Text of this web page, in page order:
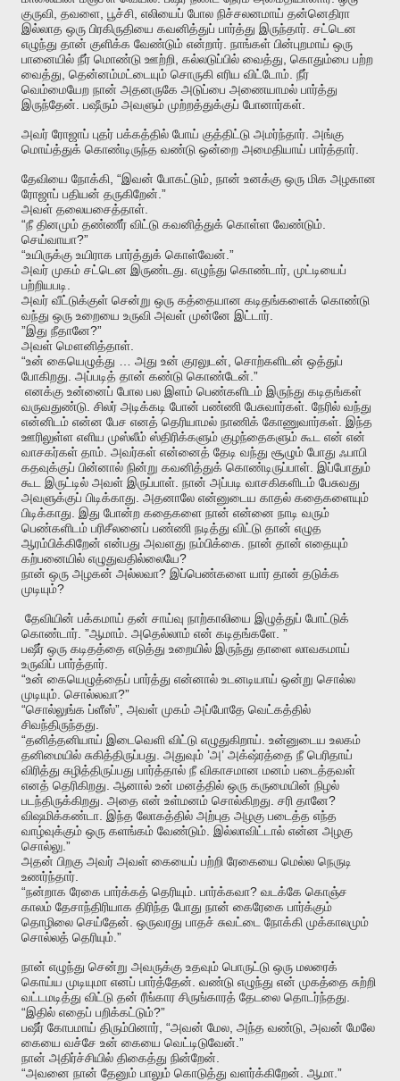
குருவி தவளை பூச்சி எலியைப் போல நிச்சலனமாய் தன்னெதிரா
இல்லாத ஒரு பிரகிருதியை கவனித்துப் பார்த்து இருந்தார் சட்டென
எழுந்து தான் குளிக்க வேண்டும் என்றார் நாங்கள் பின்புறமாய் ஒரு
பானையில் நீர் மொண்டு ஊற்றி கல்லடுப்பில் வைத்து கொதும்பை பற்ற
வைத்து தென்னம்மட்டையும் சொருகி எரிய விட்டோம் நீர்
வெம்மையேற நான் அதனருகே அடுப்பை அணையாமல் பார்த்து
இருந்தேன் பஷீரும் அவளும் முற்றத்துக்குப் போனார்கள்
அவர் ரோஜாப் புதர் பக்கத்தில் போய் குத்திட்டு அமர்ந்தார் அங்கு
மொய்த்துக் கொண்டிருந்த வண்டு ஒன்றை அமைதியாய் பார்த்தார்
தேவியை நோக்கி , “இவன் போகட்டும் நான் உனக்கு ஒரு மிக அழகான
ரோஜாப் பதியன் தருகிறேன் .”
அவள் தலையசைத்தாள்
“நீ தினமும் தண்ணீர் விட்டு கவனித்துக் கொள்ள வேண்டும்
செய்வாயா?”
“உயிருக்கு உயிராக பார்த்துக் கொள்வேன் .”
அவர் முகம் சட்டென இருண்டது எழுந்து கொண்டார் முட்டியைப்
பற்றியபடி
அவர் வீட்டுக்குள் சென்று ஒரு கத்தையான கடிதங்களைக் கொண்டு
வந்து ஒரு உறையை உருவி அவள் முன்னே இட்டார்
”இது நீதானே?”
அவள் மௌனித்தாள்
“உன் கையெழுத்து அது உன் குரலுடன் சொற்களிடன் ஒத்துப்
போகிறது அப்படித் தான் கண்டு கொண்டேன் .”
எனக்கு உன்னைப் போல பல இளம் பெண்களிடம் இருந்து கடிதங்கள்
வருவதுண்டு சிலர் அடிக்கடி போன் பண்ணி பேசுவார்கள் நேரில் வந்து
என்னிடம் என்ன பேச எனத் தெரியாமல் நாணிக் கோணுவார்கள் இந்த
ஊரிலுள்ள எளிய முஸ்லீம் ஸ்திரிக்களும் குழந்தைகளும் கூட என் என்
வாசகர்கள் தாம் அவர்கள் என்னைத் தேடி வந்து சூழும் போது ஃபாபி
கதவுக்குப் பின்னால் நின்று கவனித்துக் கொண்டிருப்பாள் இப்போதும்
கூட
இருட்டில் அவள் இருப்பாள் நான் அப்படி வாசகிகளிடம் பேசுவது
அவளுக்குப் பிடிக்காது அதனாலே என்னுடைய காதல் கதைகளையும்
பிடிக்காது இது போன்ற கதைகளை நான் என்னை நாடி வரும்
பெண்களிடம் பரிசீலனைப் பண்ணி நடித்து விட்டு தான் எழுத
ஆரம்பிக்கிறேன் என்பது அவளது நம்பிக்கை நான் தான் எதையும்
கற்பனையில் எழுதுவதில்லையே?
நான் ஒரு அழகன் அல்லவா? இப்பெண்களை யார் தான் தடுக்க
முடியும்?
தேவியின் பக்கமாய் தன் சாய்வு நாற்காலியை இழுத்துப் போட்டுக்
கொண்டார் . ”ஆமாம் அதெல்லாம் என் கடிதங்களே . ”
பஷீர் ஒரு கடிதத்தை எடுத்து உறையில் இருந்து தாளை லாவகமாய்
உருவிப் பார்த்தார்
“உன் கையெழுத்தைப் பார்த்து என்னால் உடனடியாய் ஒன்று சொல்ல
முடியும் சொல்லவா?”
“சொல்லுங்க ப்ளீஸ்”, அவள் முகம் அப்போதே வெட்கத்தில்
சிவந்திருந்தது
“தனித்தனியாய் இடைவெளி விட்டு எழுதுகிறாய் உன்னுடைய உலகம்
தனிமையில் சுகித்திருப்பது அதுவும் ’அ’ அக்‌ஷ்ரத்தை நீ பெரிதாய்
விரித்து சுழித்திருப்பது பார்த்தால் நீ விகாசமான மனம் படைத்தவள்
எனத் தெரிகிறது ஆனால் உன் மனத்தில் ஒரு கருமையின் நிழல்
படந்திருக்கிறது அதை என் உள்மனம் சொல்கிறது சரி தானே?
விஷமிக்கண்டா இந்த லோகத்தில் அற்புத அழகு படைத்த எந்த
வாழ்வுக்கும் ஒரு களங்கம் வேண்டும் இல்லாவிட்டால் என்ன அழகு
சொல்லு .”
அதன் பிறகு அவர் அவள் கையைப் பற்றி ரேகையை மெல்ல நெருடி
உணர்ந்தார்
“நன்றாக ரேகை பார்க்கத் தெரியும் பார்க்கவா? வடக்கே கொஞ்ச
காலம் தேசாந்திரியாக திரிந்த போது நான் கைரேகை பார்க்கும்
தொழிலை செய்தேன் ஒருவரது பாதச் சுவட்டை நோக்கி முக்காலமும்
சொல்லத் தெரியும் .”
நான் எழுந்து சென்று அவருக்கு உதவும் பொருட்டு ஒரு மலரைக்
கொய்ய முடியுமா எனப் பார்த்தேன் வண்டு எழுந்து என் முகத்தை சுற்றி
வட்டமடித்து விட்டு தன் ரீங்கார சிருங்காரத் தேடலை தொடர்ந்தது
“இதில் எதைப் பறிக்கட்டும்?”
பஷீர் கோபமாய் திரும்பினார் , “அவன் மேல அந்த வண்டு அவன் மேலே
கையை வச்சே உன் கையை வெட்டிடுவேன் .”
நான் அதிர்ச்சியில் திகைத்து நின்றேன்
“அவனை நான் தேனும் பாலும் கொடுத்து வளர்க்கிறேன் ஆமா .”